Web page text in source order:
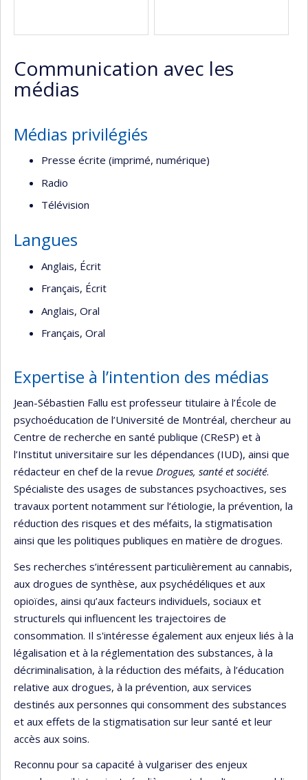
Communication avec les
médias
Médias privilégiés
Presse écrite (imprimé, numérique)
Radio
Télévision
Langues
Anglais, Écrit
Français, Écrit
Anglais, Oral
Français, Oral
Expertise à l’intention des médias
Jean-Sébastien Fallu est professeur titulaire à l’École de
psychoéducation de l’Université de Montréal, chercheur au
Centre de recherche en santé publique (CReSP) et à
l’Institut universitaire sur les dépendances (IUD), ainsi que
rédacteur en chef de la revue Drogues, santé et société.
Spécialiste des usages de substances psychoactives, ses
travaux portent notamment sur l’étiologie, la prévention, la
réduction des risques et des méfaits, la stigmatisation
ainsi que les politiques publiques en matière de drogues.
Ses recherches s’intéressent particulièrement au cannabis,
aux drogues de synthèse, aux psychédéliques et aux
opioïdes, ainsi qu’aux facteurs individuels, sociaux et
structurels qui influencent les trajectoires de
consommation. Il s'intéresse également aux enjeux liés à la
légalisation et à la réglementation des substances, à la
décriminalisation, à la réduction des méfaits, à l’éducation
relative aux drogues, à la prévention, aux services
destinés aux personnes qui consomment des substances
et aux effets de la stigmatisation sur leur santé et leur
accès aux soins.
Reconnu pour sa capacité à vulgariser des enjeux